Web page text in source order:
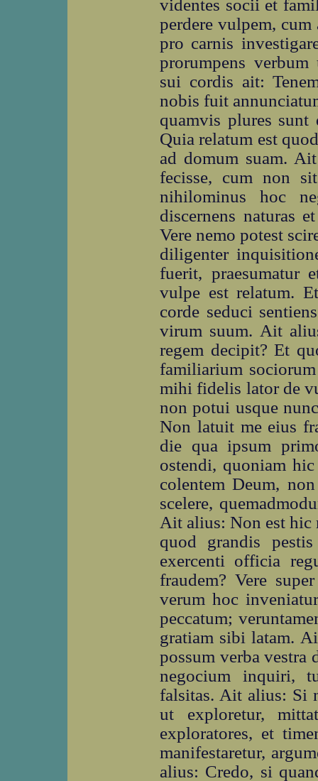
videntes socii et
perdere vulpem,
pro carnis
prorumpens
sui cordis ait:
nobis fuit
quamvis plures
Quia relatum est
ad domum suam.
fecisse, cum non
nihilominus hoc
discernens naturas
Vere nemo potest
diligenter
fuerit, praesumatur
vulpe est relatum.
corde seduci
virum suum. Ait
regem decipit? Et
familiarium
mihi fidelis lator de
non potui usque
Non latuit me eius
die qua ipsum
ostendi, quoniam
colentem Deum,
scelere,
Ait alius: Non est hic
quod grandis
exercenti officia
fraudem? Vere
verum hoc
peccatum;
gratiam sibi latam.
possum verba vestra
negocium inquiri,
falsitas. Ait alius: Si
ut exploretur,
exploratores, et
manifestaretur,
alius: Credo, si